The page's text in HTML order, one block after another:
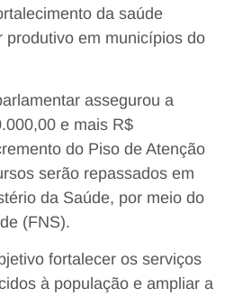
da saúde
produtivo em municípios do
assegurou a
e mais R$
do Piso de Atenção
serão repassados em
da Saúde, por meio do
(FNS).
fortalecer os serviços
à população e ampliar a